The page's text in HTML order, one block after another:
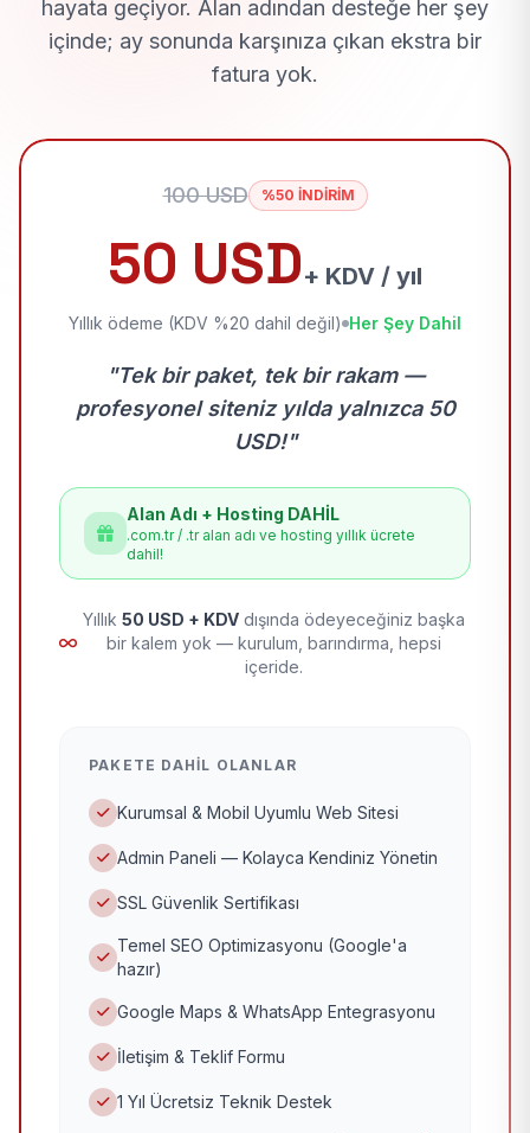
hayata geçiyor. Alan adından desteğe her şey
içinde; ay sonunda karşınıza çıkan ekstra bir
fatura yok.
100 USD %50 İNDİRİM
50 USD+ KDV / yıl
Yıllık ödeme (KDV %20 dahil değil) Her Şey Dahil
"Tek bir paket, tek bir rakam —
profesyonel siteniz yılda yalnızca 50
USD!"
Alan Adı + Hosting DAHİL
.com.tr / .tr alan adı ve hosting yıllık ücrete
dahil!
Yıllık 50 USD + KDV dışında ödeyeceğiniz başka
bir kalem yok — kurulum, barındırma, hepsi
içeride.
PAKETE DAHIL OLANLAR
Kurumsal & Mobil Uyumlu Web Sitesi
Admin Paneli — Kolayca Kendiniz Yönetin
SSL Güvenlik Sertifikası
Temel SEO Optimizasyonu (Google'a
hazır)
Google Maps & WhatsApp Entegrasyonu
İletişim & Teklif Formu
1 Yıl Ücretsiz Teknik Destek